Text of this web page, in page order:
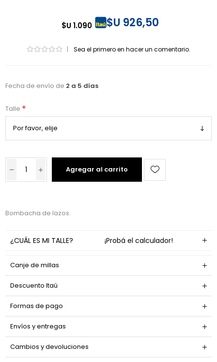
$U 1.090 $U 926,50
| Sea el primero en hacer un comentario.
Fecha de envío de 2 a 5 días
Talle *
Agregar al carrito
Bombacha de lazos.
¿CUÁL ES MI TALLE? ¡Probá el calculador!
Canje de millas
Descuento Itaú
Formas de pago
Envíos y entregas
Cambios y devoluciones